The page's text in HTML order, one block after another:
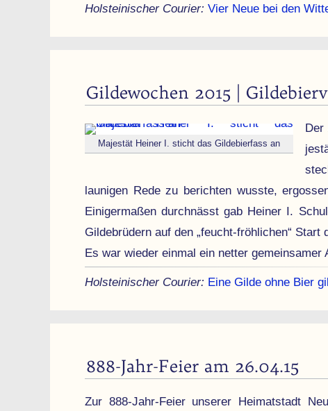
Holsteinischer Courier: Vier Neue bei den
Gildewochen 2015 |
Majestät Heiner I. sticht das Gildebierfass an
launigen Rede zu berichten wusste,
Einiger­maßen durch­nässt gab Heiner I.
Gilde­brüdern auf den „feucht-fröhlichen“
Es war wieder einmal ein netter
Holsteinischer Courier: Eine Gilde ohne Bier
888-Jahr-Feier am 26.04.15
Zur 888-Jahr-Feier unserer Heimat­stadt